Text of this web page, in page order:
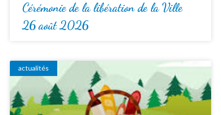
Cérémonie de la libération de la Ville
26 août 2026
actualités